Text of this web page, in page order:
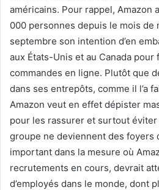
américains. Pour rappel, Amazon
000 personnes depuis le mois de
septembre son intention d’en
aux États-Unis et au Canada pour
commandes en ligne. Plutôt que
dans ses entrepôts, comme il l’a
Amazon veut en effet dépister
pour les rassurer et surtout
groupe ne deviennent des foyers
important dans la mesure où
recrutements en cours, devrait
d’employés dans le monde, dont